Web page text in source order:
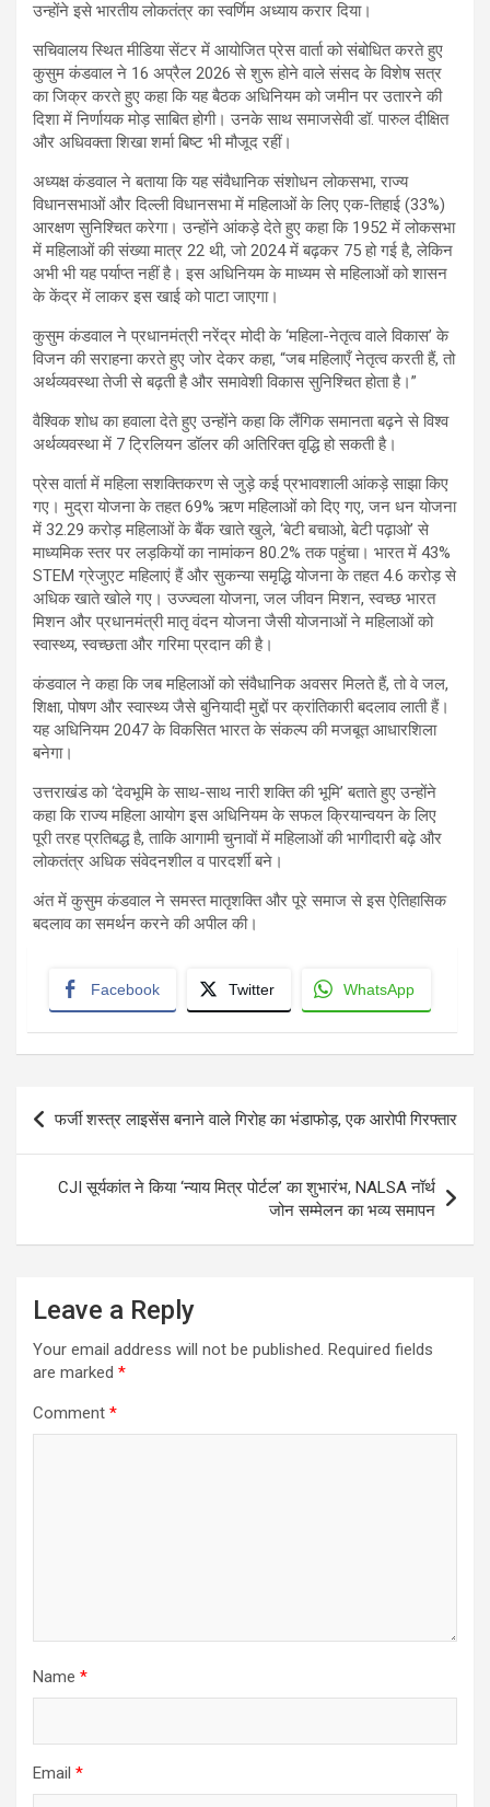
उन्होंने इसे भारतीय लोकतंत्र का स्वर्णिम अध्याय करार दिया।
सचिवालय स्थित मीडिया सेंटर में आयोजित प्रेस वार्ता को संबोधित करते हुए
कुसुम कंडवाल ने 16 अप्रैल 2026 से शुरू होने वाले संसद के विशेष सत्र
का जिक्र करते हुए कहा कि यह बैठक अधिनियम को जमीन पर उतारने की
दिशा में निर्णायक मोड़ साबित होगी। उनके साथ समाजसेवी डॉ. पारुल दीक्षित
और अधिवक्ता शिखा शर्मा बिष्ट भी मौजूद रहीं।
अध्यक्ष कंडवाल ने बताया कि यह संवैधानिक संशोधन लोकसभा, राज्य
विधानसभाओं और दिल्ली विधानसभा में महिलाओं के लिए एक-तिहाई (33%)
आरक्षण सुनिश्चित करेगा। उन्होंने आंकड़े देते हुए कहा कि 1952 में लोकसभा
में महिलाओं की संख्या मात्र 22 थी, जो 2024 में बढ़कर 75 हो गई है, लेकिन
अभी भी यह पर्याप्त नहीं है। इस अधिनियम के माध्यम से महिलाओं को शासन
के केंद्र में लाकर इस खाई को पाटा जाएगा।
कुसुम कंडवाल ने प्रधानमंत्री नरेंद्र मोदी के ‘महिला-नेतृत्व वाले विकास’ के
विजन की सराहना करते हुए जोर देकर कहा, “जब महिलाएँ नेतृत्व करती हैं, तो
अर्थव्यवस्था तेजी से बढ़ती है और समावेशी विकास सुनिश्चित होता है।”
वैश्विक शोध का हवाला देते हुए उन्होंने कहा कि लैंगिक समानता बढ़ने से विश्व
अर्थव्यवस्था में 7 ट्रिलियन डॉलर की अतिरिक्त वृद्धि हो सकती है।
प्रेस वार्ता में महिला सशक्तिकरण से जुड़े कई प्रभावशाली आंकड़े साझा किए
गए। मुद्रा योजना के तहत 69% ऋण महिलाओं को दिए गए, जन धन योजना
में 32.29 करोड़ महिलाओं के बैंक खाते खुले, ‘बेटी बचाओ, बेटी पढ़ाओ’ से
माध्यमिक स्तर पर लड़कियों का नामांकन 80.2% तक पहुंचा। भारत में 43%
STEM ग्रेजुएट महिलाएं हैं और सुकन्या समृद्धि योजना के तहत 4.6 करोड़ से
अधिक खाते खोले गए। उज्ज्वला योजना, जल जीवन मिशन, स्वच्छ भारत
मिशन और प्रधानमंत्री मातृ वंदन योजना जैसी योजनाओं ने महिलाओं को
स्वास्थ्य, स्वच्छता और गरिमा प्रदान की है।
कंडवाल ने कहा कि जब महिलाओं को संवैधानिक अवसर मिलते हैं, तो वे जल,
शिक्षा, पोषण और स्वास्थ्य जैसे बुनियादी मुद्दों पर क्रांतिकारी बदलाव लाती हैं।
यह अधिनियम 2047 के विकसित भारत के संकल्प की मजबूत आधारशिला
बनेगा।
उत्तराखंड को ‘देवभूमि के साथ-साथ नारी शक्ति की भूमि’ बताते हुए उन्होंने
कहा कि राज्य महिला आयोग इस अधिनियम के सफल क्रियान्वयन के लिए
पूरी तरह प्रतिबद्ध है, ताकि आगामी चुनावों में महिलाओं की भागीदारी बढ़े और
लोकतंत्र अधिक संवेदनशील व पारदर्शी बने।
अंत में कुसुम कंडवाल ने समस्त मातृशक्ति और पूरे समाज से इस ऐतिहासिक
बदलाव का समर्थन करने की अपील की।
Facebook Twitter WhatsApp
Post
navigation
फर्जी शस्त्र लाइसेंस बनाने वाले गिरोह का भंडाफोड़, एक आरोपी गिरफ्तार
CJI सूर्यकांत ने किया ‘न्याय मित्र पोर्टल’ का शुभारंभ, NALSA नॉर्थ
जोन सम्मेलन का भव्य समापन
Leave a Reply
Your email address will not be published. Required fields
are marked *
Comment *
Name *
Email *